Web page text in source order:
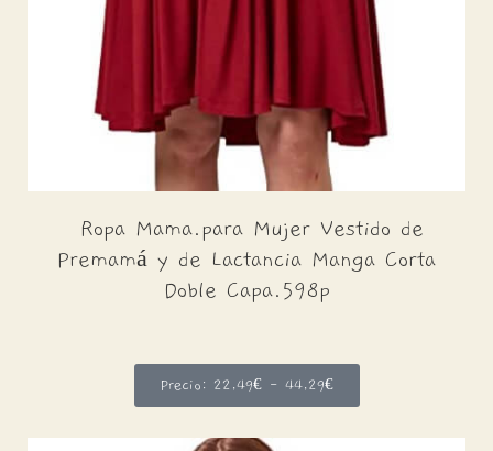
Ropa Mama.para Mujer Vestido de
Premamá y de Lactancia Manga Corta
Doble Capa.598p
Precio: 22,49€ - 44,29€